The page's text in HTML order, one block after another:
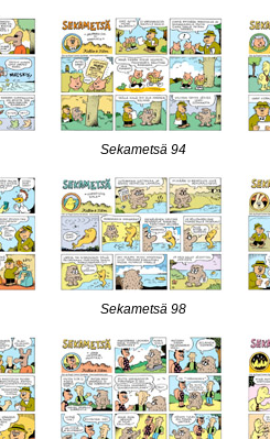
Sekametsä 94
Sekametsä 98